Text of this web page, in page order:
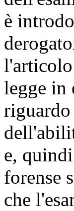
è
l'articolo
legge in
riguardo
e,
forense
che